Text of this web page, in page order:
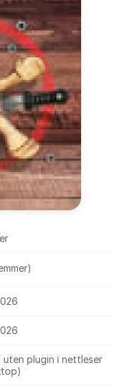
uten plugin i nettleser